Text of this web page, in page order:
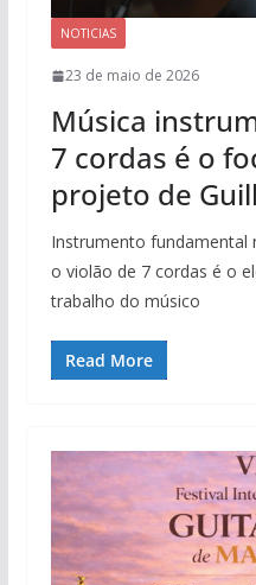
NOTICIAS
23 de maio de 2026
Música
7 cordas é o
projeto de
Instrumento fundamental
o violão de 7 cordas é o
trabalho do músico
Read More